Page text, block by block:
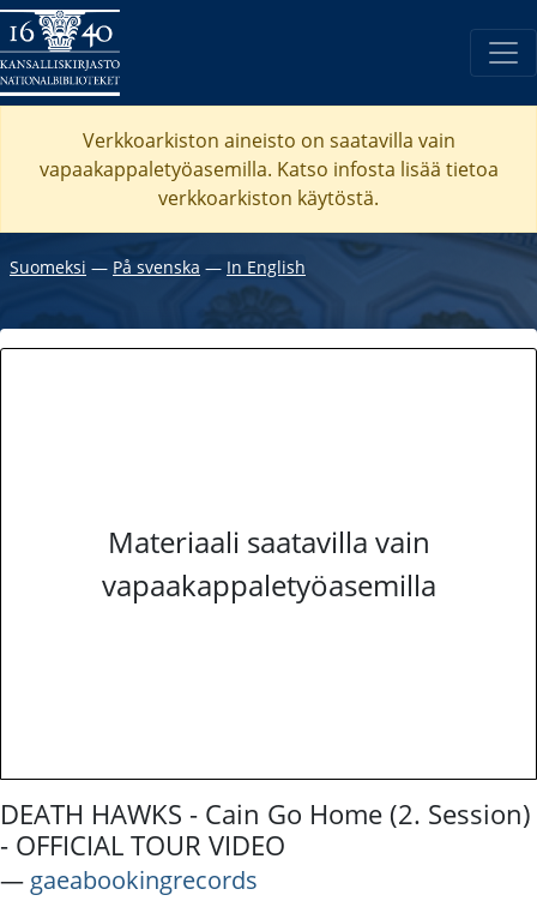
Verkkoarkiston aineisto on saatavilla vain
vapaakappaletyöasemilla. Katso infosta lisää tietoa
verkkoarkiston käytöstä.
Suomeksi ― På svenska ― In English
Materiaali saatavilla vain
vapaakappaletyöasemilla
DEATH HAWKS - Cain Go Home (2. Session)
- OFFICIAL TOUR VIDEO
― gaeabookingrecords